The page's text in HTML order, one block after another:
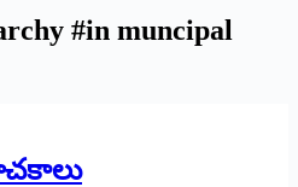
#in muncipal